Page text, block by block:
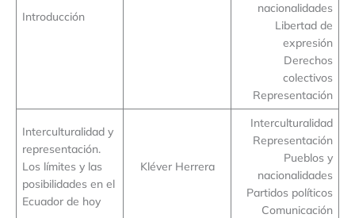
Introducción
nacionalidades
Libertad de
expresión
Derechos
colectivos
Representación
Interculturalidad y
representación.
Los límites y las
posibilidades en el
Ecuador de hoy
Kléver Herrera
Interculturalidad
Representación
Pueblos y
nacionalidades
Partidos políticos
Comunicación